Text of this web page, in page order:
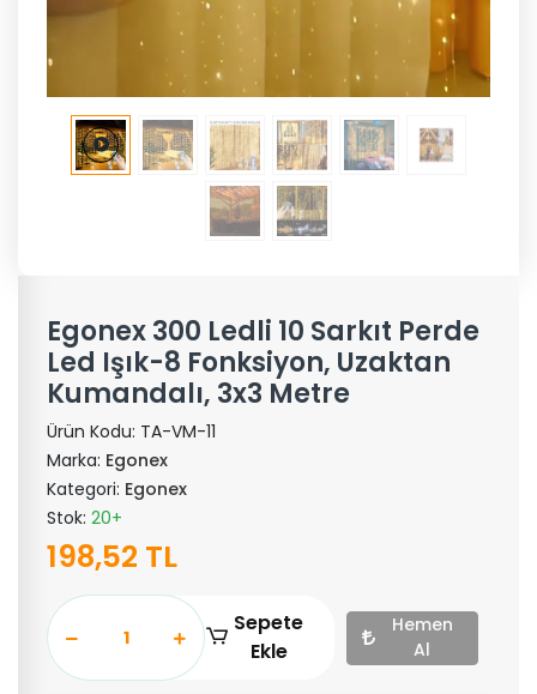
Egonex 300 Ledli 10 Sarkıt Perde
Led Işık-8 Fonksiyon, Uzaktan
Kumandalı, 3x3 Metre
Ürün Kodu: TA-VM-11
Marka: Egonex
Kategori: Egonex
Stok: 20+
198,52 TL
Sepete
Ekle
Hemen
Al